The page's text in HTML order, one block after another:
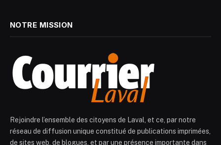
NOTRE MISSION
Rejoindre l’ensemble des citoyens de Laval, et ce, par notre
réseau de diffusion unique constitué de publications imprimées,
de sites web, de blogues, et par une présence importante dans